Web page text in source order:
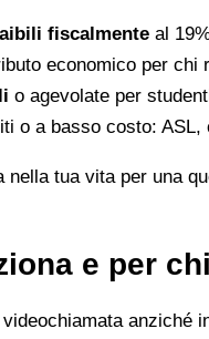
fiscalmente al
economico per
o agevolate per
o a basso costo:
tua vita per una
e per